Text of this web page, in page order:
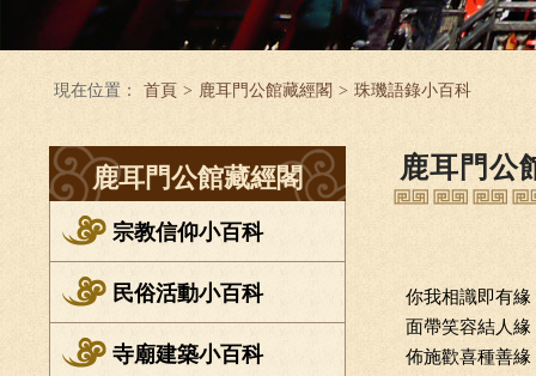
現在位置： 首頁 > 鹿耳門公館藏經閣 > 珠璣語錄小百科
鹿耳門公館藏經閣
宗教信仰小百科
民俗活動小百科
寺廟建築小百科
鹿耳門公
你我相識即有緣
面帶笑容結人緣
佈施歡喜種善緣